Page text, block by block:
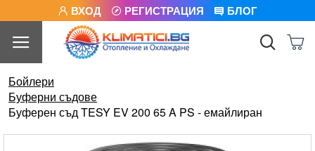
ВХОД РЕГИСТРАЦИЯ БЛОГ
Бойлери
Буферни съдове
Буферен съд TESY EV 200 65 A PS - емайлиран